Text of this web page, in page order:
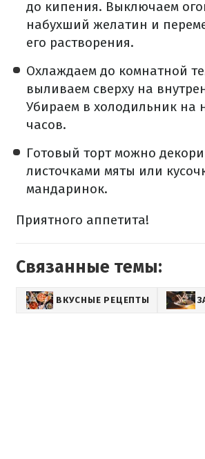
до кипения. Выключаем
набухший желатин и
его растворения.
Охлаждаем до комнатной
выливаем сверху на
Убираем в холодильник на
часов.
Готовый торт можно
листочками мяты или
мандаринок.
Приятного аппетита!
Связанные темы:
ВКУСНЫЕ РЕЦЕПТЫ